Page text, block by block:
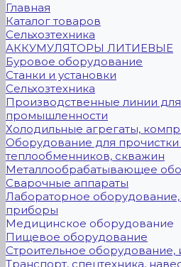
Главная
Каталог товаров
Сельхозтехника
АККУМУЛЯТОРЫ ЛИТИЕВЫЕ
Буровое оборудование
Станки и установки
Сельхозтехника
Производственные линии
промышленности
Холодильные агрегаты,
Оборудование для прочистки
теплообменников, скважин
Металлообрабатывающее
Сварочные аппараты
Лабораторное
приборы
Медицинское оборудование
Пищевое оборудование
Строительное оборудование,
Транспорт, спецтехника,